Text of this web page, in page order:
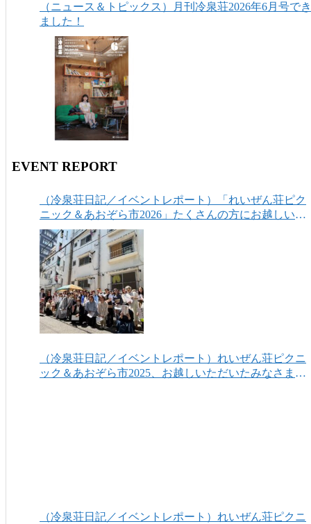
（ニュース＆トピックス）月刊冷泉荘2026年6月号でき
ました！
EVENT REPORT
（冷泉荘日記／イベントレポート）「れいぜん荘ピク
ニック＆あおぞら市2026」たくさんの方にお越しいた
だき、ありがとうございました！
（冷泉荘日記／イベントレポート）れいぜん荘ピクニ
ック＆あおぞら市2025、お越しいただいたみなさまあ
（冷泉荘日記／イベントレポート）れいぜん荘ピクニ